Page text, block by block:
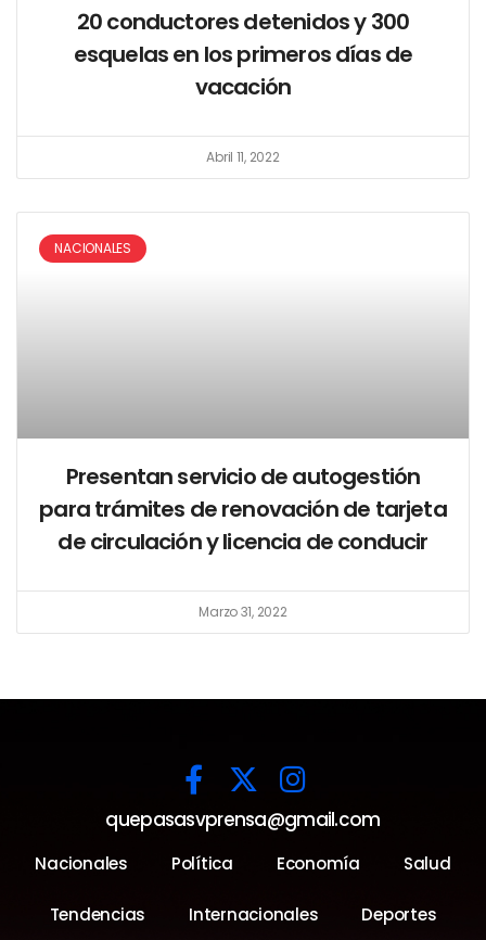
20 conductores detenidos y 300
esquelas en los primeros días de
vacación
Abril 11, 2022
NACIONALES
Presentan servicio de autogestión
para trámites de renovación de tarjeta
de circulación y licencia de conducir
Marzo 31, 2022
quepasasvprensa@gmail.com
Nacionales Política Economía Salud
Tendencias Internacionales Deportes